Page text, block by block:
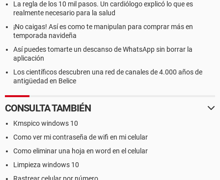
La regla de los 10 mil pasos. Un cardiólogo explicó lo que es
realmente necesario para la salud
¡No caigas! Así es como te manipulan para comprar más en
temporada navideña
Así puedes tomarte un descanso de WhatsApp sin borrar la
aplicación
Los científicos descubren una red de canales de 4.000 años de
antigüedad en Belice
CONSULTA TAMBIÉN
Kmspico windows 10
Como ver mi contraseña de wifi en mi celular
Como eliminar una hoja en word en el celular
Limpieza windows 10